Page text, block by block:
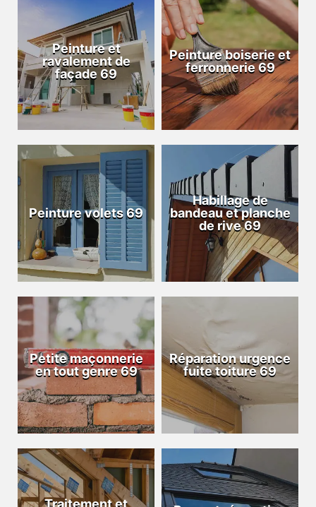
Peinture et
ravalement de
façade 69
Peinture boiserie et
ferronnerie 69
Peinture volets 69
Habillage de
bandeau et planche
de rive 69
Petite maçonnerie
en tout genre 69
Réparation urgence
fuite toiture 69
Traitement et